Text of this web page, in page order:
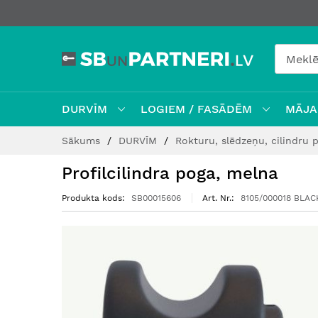
DURVĪM LOGIEM / FASĀDĒM
Sākums DURVĪM Rokturu, slēdzeņu, cilindru
Profilcilindra poga, melna
Produkta kods SB00015606 Art. Nr. 8105/000018